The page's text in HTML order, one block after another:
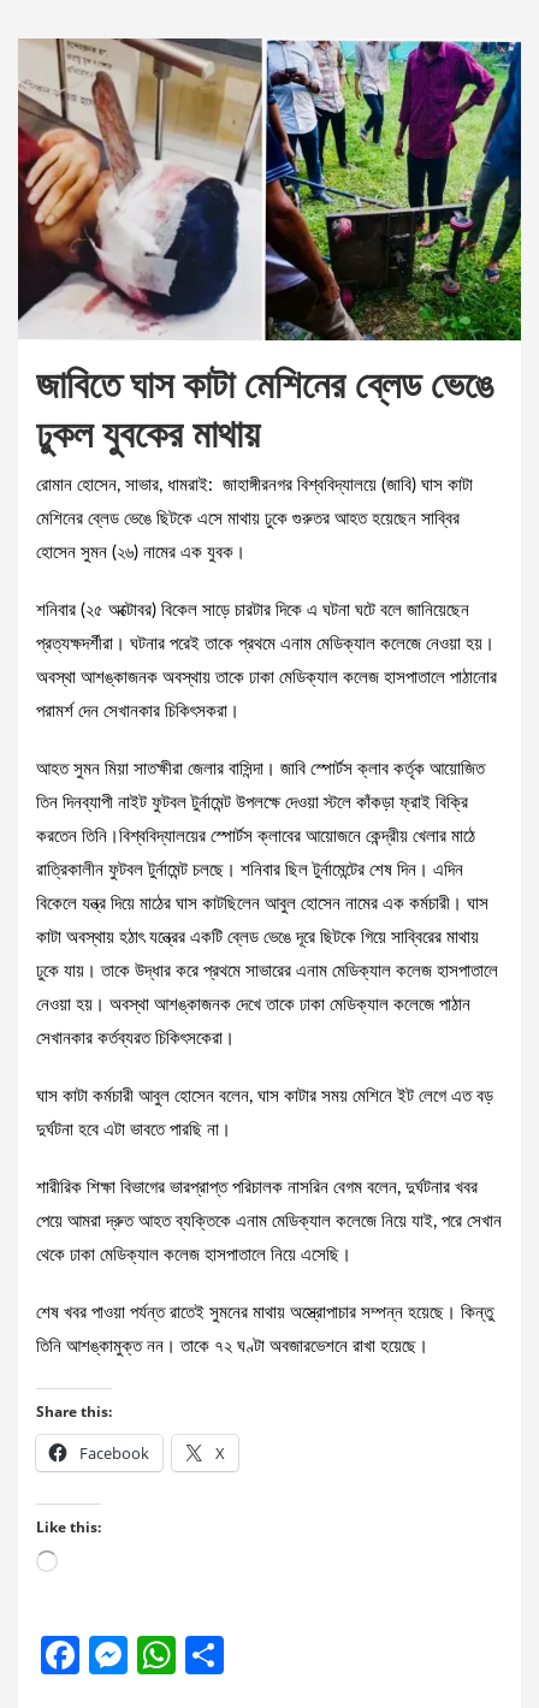
জাবিতে ঘাস কাটা মেশিনের ব্লেড ভেঙে
ঢুকল যুবকের মাথায়
রোমান হোসেন, সাভার, ধামরাই: জাহাঙ্গীরনগর বিশ্ববিদ্যালয়ে (জাবি) ঘাস কাটা
মেশিনের ব্লেড ভেঙে ছিটকে এসে মাথায় ঢুকে গুরুতর আহত হয়েছেন সাব্বির
হোসেন সুমন (২৬) নামের এক যুবক।
শনিবার (২৫ অক্টোবর) বিকেল সাড়ে চারটার দিকে এ ঘটনা ঘটে বলে জানিয়েছেন
প্রত্যক্ষদর্শীরা। ঘটনার পরেই তাকে প্রথমে এনাম মেডিক্যাল কলেজে নেওয়া হয়।
অবস্থা আশঙ্কাজনক অবস্থায় তাকে ঢাকা মেডিক্যাল কলেজ হাসপাতালে পাঠানোর
পরামর্শ দেন সেখানকার চিকিৎসকরা।
আহত সুমন মিয়া সাতক্ষীরা জেলার বাসিন্দা। জাবি স্পোর্টস ক্লাব কর্তৃক আয়োজিত
তিন দিনব্যাপী নাইট ফুটবল টুর্নামেন্ট উপলক্ষে দেওয়া স্টলে কাঁকড়া ফ্রাই বিক্রি
করতেন তিনি।বিশ্ববিদ্যালয়ের স্পোর্টস ক্লাবের আয়োজনে কেন্দ্রীয় খেলার মাঠে
রাত্রিকালীন ফুটবল টুর্নামেন্ট চলছে। শনিবার ছিল টুর্নামেন্টের শেষ দিন। এদিন
বিকেলে যন্ত্র দিয়ে মাঠের ঘাস কাটছিলেন আবুল হোসেন নামের এক কর্মচারী। ঘাস
কাটা অবস্থায় হঠাৎ যন্ত্রের একটি ব্লেড ভেঙে দূরে ছিটকে গিয়ে সাব্বিরের মাথায়
ঢুকে যায়। তাকে উদ্ধার করে প্রথমে সাভারের এনাম মেডিক্যাল কলেজ হাসপাতালে
নেওয়া হয়। অবস্থা আশঙ্কাজনক দেখে তাকে ঢাকা মেডিক্যাল কলেজে পাঠান
সেখানকার কর্তব্যরত চিকিৎসকেরা।
ঘাস কাটা কর্মচারী আবুল হোসেন বলেন, ঘাস কাটার সময় মেশিনে ইট লেগে এত বড়
দুর্ঘটনা হবে এটা ভাবতে পারছি না।
শারীরিক শিক্ষা বিভাগের ভারপ্রাপ্ত পরিচালক নাসরিন বেগম বলেন, দুর্ঘটনার খবর
পেয়ে আমরা দ্রুত আহত ব্যক্তিকে এনাম মেডিক্যাল কলেজে নিয়ে যাই, পরে সেখান
থেকে ঢাকা মেডিক্যাল কলেজ হাসপাতালে নিয়ে এসেছি।
শেষ খবর পাওয়া পর্যন্ত রাতেই সুমনের মাথায় অস্ত্রোপাচার সম্পন্ন হয়েছে। কিন্তু
তিনি আশঙ্কামুক্ত নন। তাকে ৭২ ঘণ্টা অবজারভেশনে রাখা হয়েছে।
Share this:
Facebook X
Like this:
Loading…
F
M W